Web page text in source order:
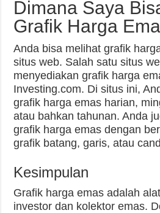
Dimana Saya
Grafik Harga
Anda bisa melihat grafik
situs web. Salah satu situs
menyediakan grafik harga
Investing.com. Di situs ini,
grafik harga emas harian,
atau bahkan tahunan. Anda
grafik harga emas dengan
grafik batang, garis, atau
Kesimpulan
Grafik harga emas adalah
investor dan kolektor emas.